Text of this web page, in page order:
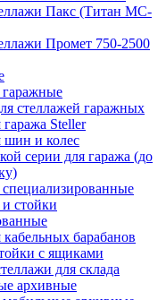
Пакс (Титан МС-
Промет 750-2500
гаражные
стеллажей гаражных
Steller
шин и колес
серии для гаража (до
стойки
барабанов
с ящиками
для склада
архивные